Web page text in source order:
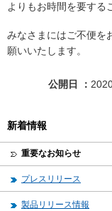
よりもお時間を要する
みなさまにはご不便を
願いいたします。
公開日
新着情報
重要なお知らせ
プレスリリース
製品リリース情報